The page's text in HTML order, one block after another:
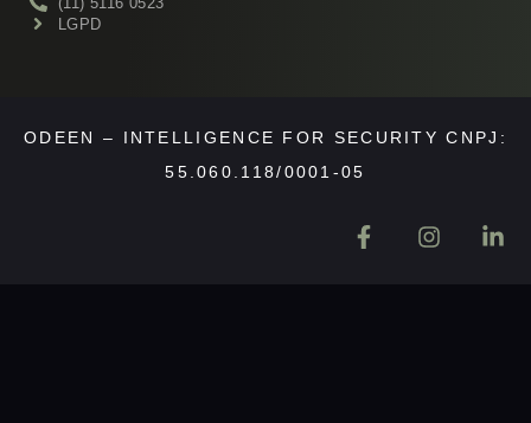
LGPD
ODEEN – INTELLIGENCE FOR SECURITY CNPJ:
55.060.118/0001-05